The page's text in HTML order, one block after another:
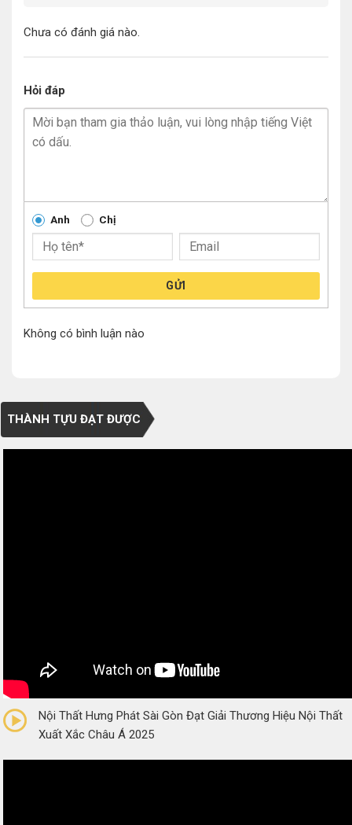
Chưa có đánh giá nào.
Hỏi đáp
Anh Chị
GỬI
Không có bình luận nào
THÀNH TỰU ĐẠT ĐƯỢC
(0 Reviews)
Nội Thất Hưng Phát Sài Gòn Đạt Giải Thương Hiệu Nội Thất
Xuất Xắc Châu Á 2025